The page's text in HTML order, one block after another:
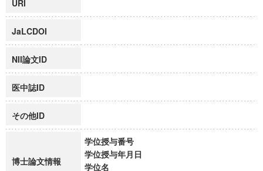
URI
JaLCDOI
NII論文ID
医中誌ID
その他ID
博士論文情報
学位授与番号
学位授与年月日
学位名